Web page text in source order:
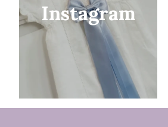
Instagram